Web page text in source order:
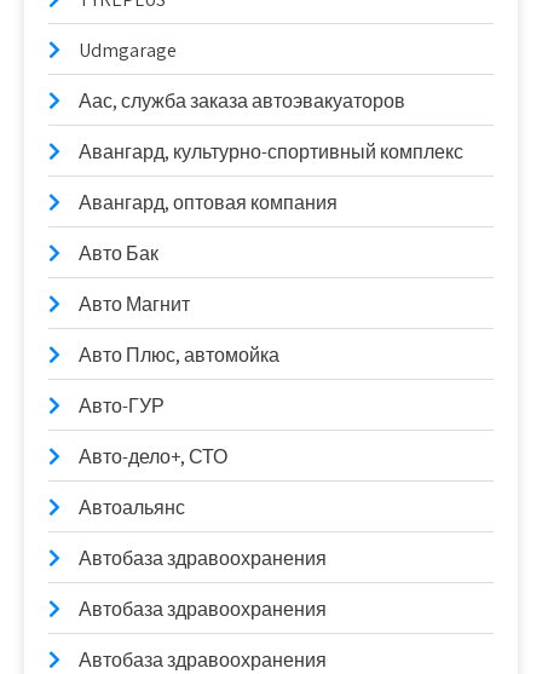
Udmgarage
Аас, служба заказа автоэвакуаторов
Авангард, культурно-спортивный комплекс
Авангард, оптовая компания
Авто Бак
Авто Магнит
Авто Плюс, автомойка
Авто-ГУР
Авто-дело+, СТО
Автоальянс
Автобаза здравоохранения
Автобаза здравоохранения
Автобаза здравоохранения